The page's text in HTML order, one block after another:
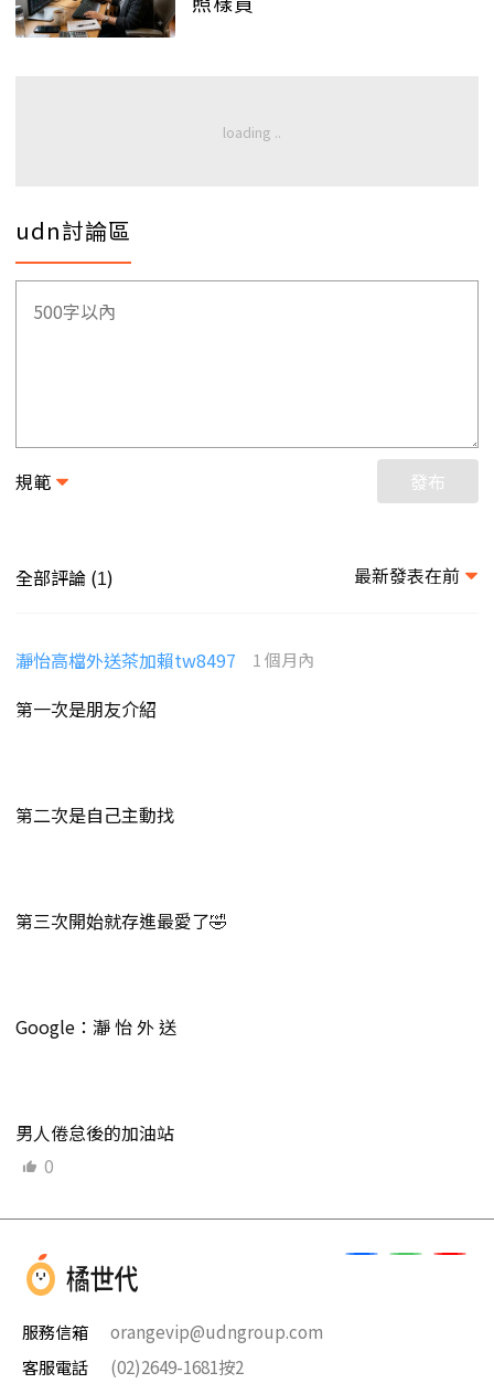
udn討論區
規範 發布
全部評論 (1) 最新發表在前
瀞怡高檔外送茶加賴tw8497 1 個月內
第一次是朋友介紹
第二次是自己主動找
第三次開始就存進最愛了🤣
Google：瀞 怡 外 送
男人倦怠後的加油站
0
服務信箱
orangevip@udngroup.com
客服電話
(02)2649-1681按2